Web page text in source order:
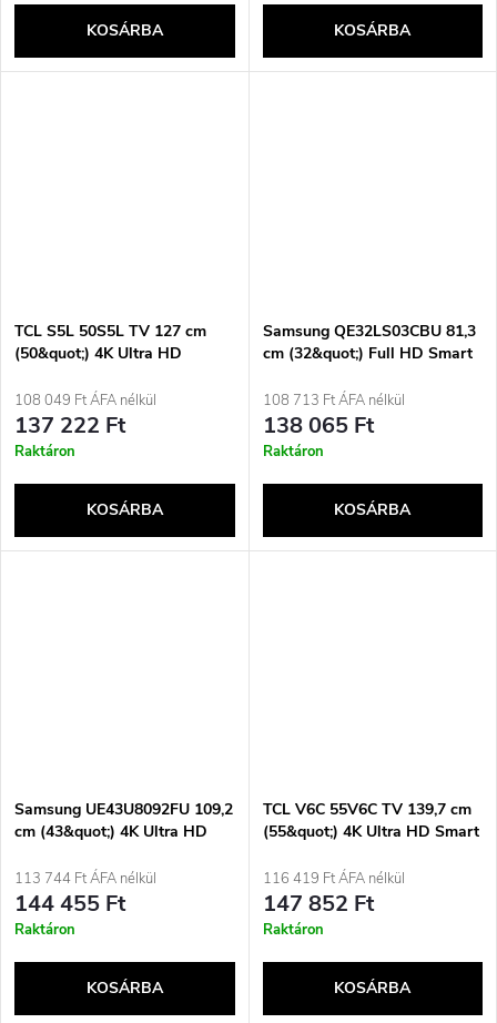
KOSÁRBA KOSÁRBA
TCL S5L 50S5L TV 127 cm
(50&quot;) 4K Ultra HD
cd/m²
108 049 Ft ÁFA nélkül
137 222 Ft
Raktáron
KOSÁRBA
Samsung QE32LS03CBU 81,3
cm (32&quot;) Full HD Smart
108 713 Ft ÁFA nélkül
138 065 Ft
Raktáron
KOSÁRBA
Samsung UE43U8092FU 109,2
cm (43&quot;) 4K Ultra HD
113 744 Ft ÁFA nélkül
144 455 Ft
Raktáron
KOSÁRBA
TCL V6C 55V6C TV 139,7 cm
(55&quot;) 4K Ultra HD Smart
cd/m²
116 419 Ft ÁFA nélkül
147 852 Ft
Raktáron
KOSÁRBA